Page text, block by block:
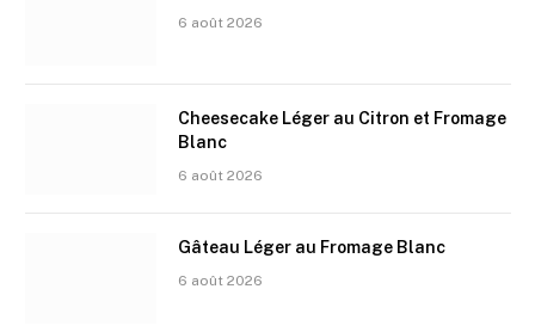
6 août 2026
Cheesecake Léger au Citron et Fromage
Blanc
6 août 2026
Gâteau Léger au Fromage Blanc
6 août 2026